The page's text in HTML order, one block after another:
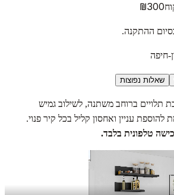
₪300
ההתקנה.
חיפה
שאלות נפוצות
ברוחב משתנה, לשילוב גמיש
להוספת עניין ואחסון קליל בכל קיר פנוי.
טלפונית בלבד.